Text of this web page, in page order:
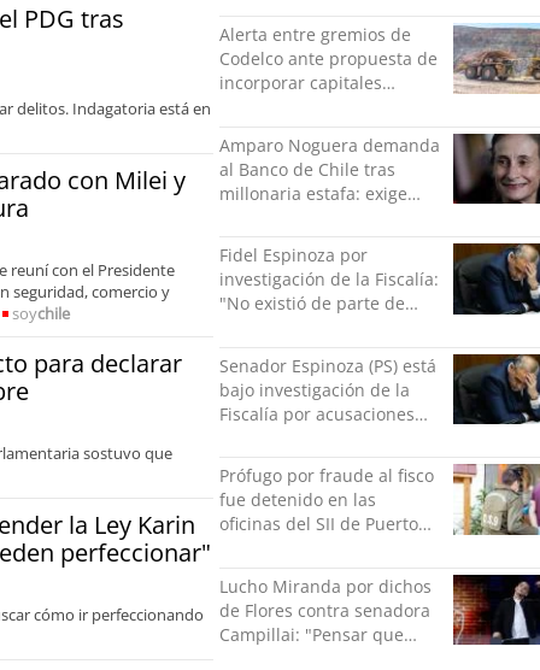
PDG tras
delitos. Indagatoria está en
con Milei y
reuní con el Presidente
seguridad, comercio y
soychile
para declarar
sostuvo que
la Ley Karin
perfeccionar"
cómo ir perfeccionando
orgullo”
Alerta entre gremios de
Codelco ante propuesta de
incorporar capitales
Amparo Noguera demanda
al Banco de Chile tras
millonaria estafa: exige
Fidel Espinoza por
investigación de la Fiscalía:
"No existió de parte de
violencia física ni verbal"
Senador Espinoza (PS) está
bajo investigación de la
Fiscalía por acusaciones
su pareja
Prófugo por fraude al fisco
fue detenido en las
oficinas del SII de Puerto
facturas
Lucho Miranda por dichos
de Flores contra senadora
Campillai: "Pensar que